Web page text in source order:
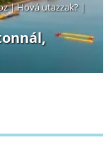
|Hová utazzak? |